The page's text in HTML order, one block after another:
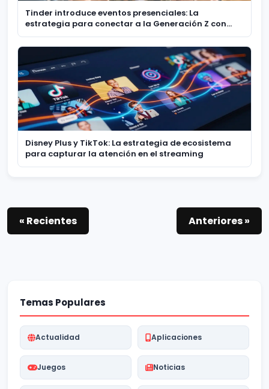
Tinder introduce eventos presenciales: La
estrategia para conectar a la Generación Z con
experiencias reales
Disney Plus y TikTok: La estrategia de ecosistema
para capturar la atención en el streaming
« Recientes Anteriores »
Temas Populares
Actualidad Aplicaciones
Juegos Noticias